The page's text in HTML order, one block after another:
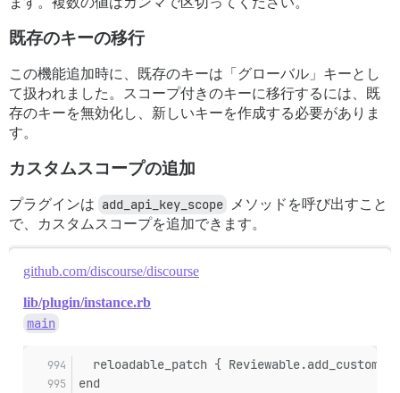
既存のキーの移行
この機能追加時に、既存のキーは「グローバル」キーとし
て扱われました。スコープ付きのキーに移行するには、既
存のキーを無効化し、新しいキーを作成する必要がありま
す。
カスタムスコープの追加
プラグインは add_api_key_scope
メソッドを呼び出すこと
で、カスタムスコープを追加できます。
github.com/discourse/discourse
lib/plugin/instance.rb
main
reloadable_patch {
end